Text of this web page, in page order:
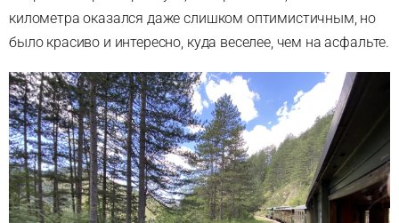
километра оказался даже слишком оптимистичным, но
было красиво и интересно, куда веселее, чем на асфальте.